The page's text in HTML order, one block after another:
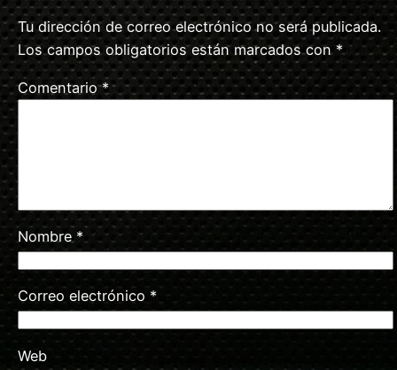
Tu dirección de correo electrónico no será publicada.
Los campos obligatorios están marcados con *
Comentario*
Nombre *
Correo electrónico *
Web